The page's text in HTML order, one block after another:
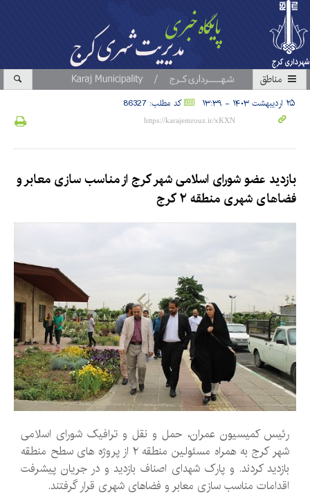
مناطق
۲۵ اردیبهشت ۱۴۰۳ - ۱۳:۳۹ کد مطلب: 86327
بازدید عضو شورای اسلامی شهر کرج از مناسب سازی معابر و
فضاهای شهری منطقه ۲ کرج
رئیس کمیسیون عمران، حمل و نقل و ترافیک شورای اسلامی
شهر کرج به همراه مسئولین منطقه ۲ از پروژه های سطح منطقه
بازدید کردند. و پارک شهدای اصناف بازدید و در جریان پیشرفت
اقدامات مناسب سازی معابر و فضاهای شهری قرار گرفتند.